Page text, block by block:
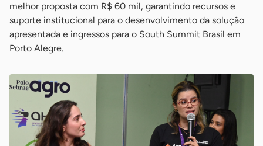
melhor proposta com R$ 60 mil, garantindo recursos e
suporte institucional para o desenvolvimento da solução
apresentada e ingressos para o South Summit Brasil em
Porto Alegre.